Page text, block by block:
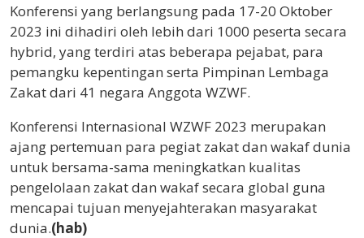
Konferensi yang berlangsung pada 17-20 Oktober
2023 ini dihadiri oleh lebih dari 1000 peserta secara
hybrid, yang terdiri atas beberapa pejabat, para
pemangku kepentingan serta Pimpinan Lembaga
Zakat dari 41 negara Anggota WZWF.
Konferensi Internasional WZWF 2023 merupakan
ajang pertemuan para pegiat zakat dan wakaf dunia
untuk bersama-sama meningkatkan kualitas
pengelolaan zakat dan wakaf secara global guna
mencapai tujuan menyejahterakan masyarakat
dunia.(hab)